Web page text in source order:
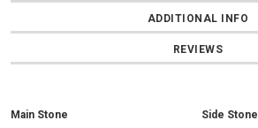
ADDITIONAL INFO
REVIEWS
Main Stone
Side Stone